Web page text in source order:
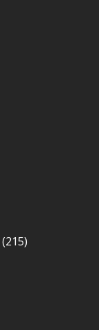
(215)